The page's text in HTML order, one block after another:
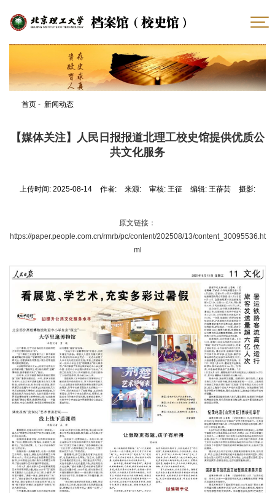
首页 - 新闻动态
【媒体关注】人民日报报道北理工校史馆提供优质公
共文化服务
上传时间: 2025-08-14 作者: 来源: 审核: 王征 编辑: 王蓓芸 摄影:
原文链接：
https://paper.people.com.cn/rmrb/pc/content/202508/13/content_30095536.ht
ml